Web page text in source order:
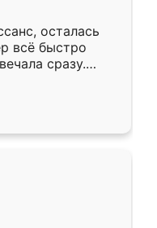
здесь.
осталась
всё быстро
сразу.
подошёл к
Собрали
даже